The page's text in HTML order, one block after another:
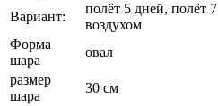
Вариант:
полёт 5 дней, полёт
воздухом
Форма
шара
овал
размер
шара
30 см